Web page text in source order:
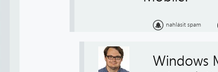
nahlásit spam
Windows